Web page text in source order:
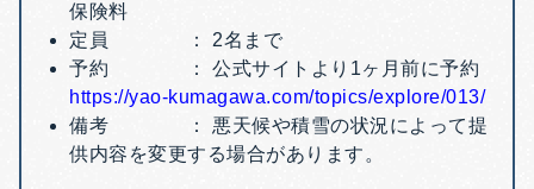
保険料
定員 ： 2名まで
予約 ： 公式サイトより1ヶ月前に予約
https://yao-kumagawa.com/topics/explore/013/
備考 ： 悪天候や積雪の状況によって提
供内容を変更する場合があります。